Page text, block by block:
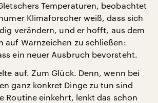
Temperaturen, beobachtet
Klimaforscher weiß, dass sich
verändern, und er hofft, aus dem
auf Warnzeichen zu schließen:
ein neuer Ausbruch bevorsteht.
auf. Zum Glück. Denn, wenn bei
ganz konkret Dinge zu tun sind
Routine einkehrt, lenkt das schon